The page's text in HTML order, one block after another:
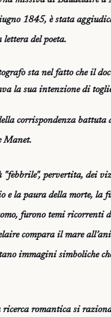
1845, è stata
lettera del poeta.
sta nel fatto che il
la sua intenzione di
corrispondenza
Manet.
pervertita, dei
e la paura della morte, la
furono temi ricorrenti
compara il mare
immagini simboliche
ricerca romantica si